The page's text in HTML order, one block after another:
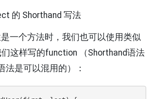
的 Shorthand 写法
一个方法时，我们也可以使用类似
这样写的function （Shorthand语法
法是可以混用的）：